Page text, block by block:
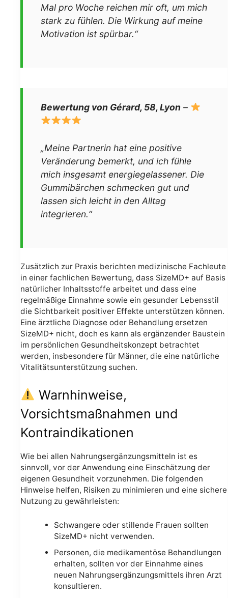
Mal pro Woche reichen mir oft, um mich
stark zu fühlen. Die Wirkung auf meine
Motivation ist spürbar.“
Bewertung von Gérard, 58, Lyon –
„Meine Partnerin hat eine positive
Veränderung bemerkt, und ich fühle
mich insgesamt energiegelassener. Die
Gummibärchen schmecken gut und
lassen sich leicht in den Alltag
integrieren.“
Zusätzlich zur Praxis berichten medizinische Fachleute
in einer fachlichen Bewertung, dass SizeMD+ auf Basis
natürlicher Inhaltsstoffe arbeitet und dass eine
regelmäßige Einnahme sowie ein gesunder Lebensstil
die Sichtbarkeit positiver Effekte unterstützen können.
Eine ärztliche Diagnose oder Behandlung ersetzen
SizeMD+ nicht, doch es kann als ergänzender Baustein
im persönlichen Gesundheitskonzept betrachtet
werden, insbesondere für Männer, die eine natürliche
Vitalitätsunterstützung suchen.
Warnhinweise,
Vorsichtsmaßnahmen und
Kontraindikationen
Wie bei allen Nahrungsergänzungsmitteln ist es
sinnvoll, vor der Anwendung eine Einschätzung der
eigenen Gesundheit vorzunehmen. Die folgenden
Hinweise helfen, Risiken zu minimieren und eine sichere
Nutzung zu gewährleisten:
Schwangere oder stillende Frauen sollten
SizeMD+ nicht verwenden.
Personen, die medikamentöse Behandlungen
erhalten, sollten vor der Einnahme eines
neuen Nahrungsergänzungsmittels ihren Arzt
konsultieren.